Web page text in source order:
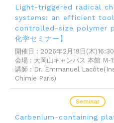
Light-triggered radical
systems: an efficient
controlled-size polymer
化学セミナー】
開催日 : 2026年2月19日(木
会場 : 大岡山キャンパス 本館 M-
講師 : Dr. Emmanuel
Chimie Paris)
Carbenium-containing
Seminar